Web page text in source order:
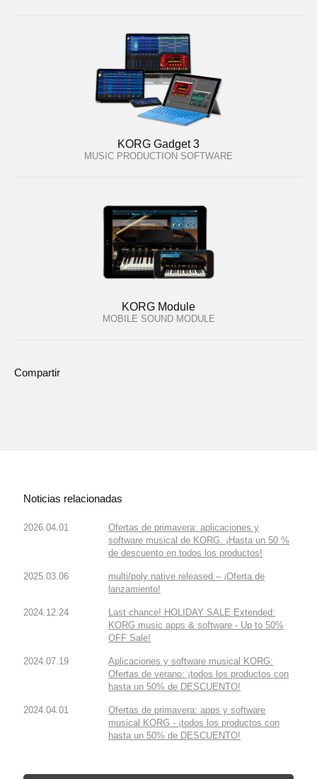
KORG Gadget 3
MUSIC PRODUCTION SOFTWARE
KORG Module
MOBILE SOUND MODULE
Compartir
Noticias relacionadas
2026.04.01
Ofertas de primavera: aplicaciones y
software musical de KORG. ¡Hasta un 50 %
de descuento en todos los productos!
2025.03.06
multi/poly native released – ¡Oferta de
lanzamiento!
2024.12.24
Last chance! HOLIDAY SALE Extended:
KORG music apps & software - Up to 50%
OFF Sale!
2024.07.19
Aplicaciones y software musical KORG:
Ofertas de verano: ¡todos los productos con
hasta un 50% de DESCUENTO!
2024.04.01
Ofertas de primavera: apps y software
musical KORG - ¡todos los productos con
hasta un 50% de DESCUENTO!